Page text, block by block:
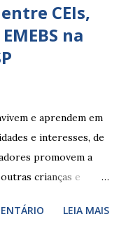
CEIs,
na
e aprendem em
e interesses, de
promovem a
crianças e
integral e de
LEIA MAIS